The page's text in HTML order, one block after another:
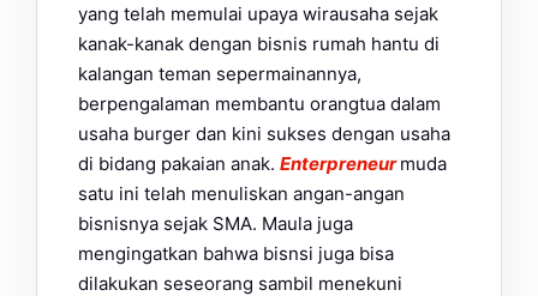
yang telah memulai upaya wirausaha sejak
kanak-kanak dengan bisnis rumah hantu di
kalangan teman sepermainannya,
berpengalaman membantu orangtua dalam
usaha burger dan kini sukses dengan usaha
di bidang pakaian anak. Enterpreneurmuda
satu ini telah menuliskan angan-angan
bisnisnya sejak SMA. Maula juga
mengingatkan bahwa bisnsi juga bisa
dilakukan seseorang sambil menekuni